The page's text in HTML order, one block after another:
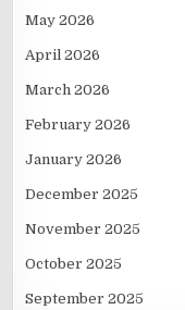
May 2026
April 2026
March 2026
February 2026
January 2026
December 2025
November 2025
October 2025
September 2025